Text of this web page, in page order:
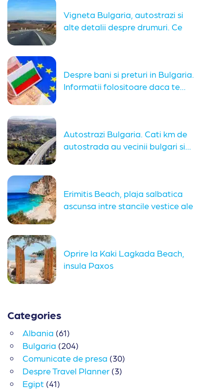
Vigneta Bulgaria, autostrazi si
alte detalii despre drumuri. Ce
Despre bani si preturi in Bulgaria.
Informatii folositoare daca te...
Autostrazi Bulgaria. Cati km de
autostrada au vecinii bulgari si...
Erimitis Beach, plaja salbatica
ascunsa intre stancile vestice ale
Oprire la Kaki Lagkada Beach,
insula Paxos
Categories
Albania (61)
Bulgaria (204)
Comunicate de presa (30)
Despre Travel Planner (3)
Egipt (41)